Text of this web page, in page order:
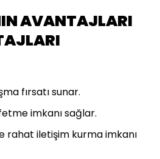
AVANTAJLARI
fırsatı sunar.
imkanı sağlar.
rahat iletişim kurma imkanı